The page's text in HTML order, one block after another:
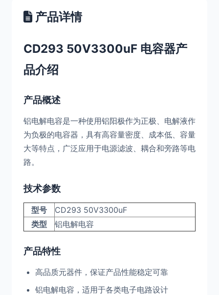
产品详情
CD293 50V3300uF 电容器产
品介绍
产品概述
铝电解电容是一种使用铝阳极作为正极、电解液作
为负极的电容器，具有高容量密度、成本低、容量
大等特点，广泛应用于电源滤波、耦合和旁路等电
路。
技术参数
型号
CD293 50V3300uF
类型
铝电解电容
产品特性
高品质元器件，保证产品性能稳定可靠
铝电解电容，适用于各类电子电路设计